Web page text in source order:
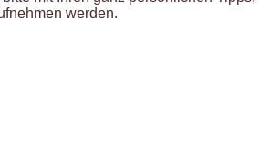
werden.